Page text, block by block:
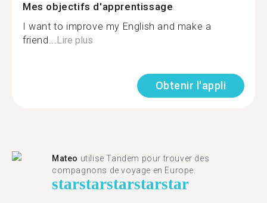
Mes objectifs d'apprentissage
I want to improve my English and make a
friend...Lire plus
Obtenir l'appli
Mateo utilise Tandem pour trouver des
compagnons de voyage en Europe.
starstarstarstarstar